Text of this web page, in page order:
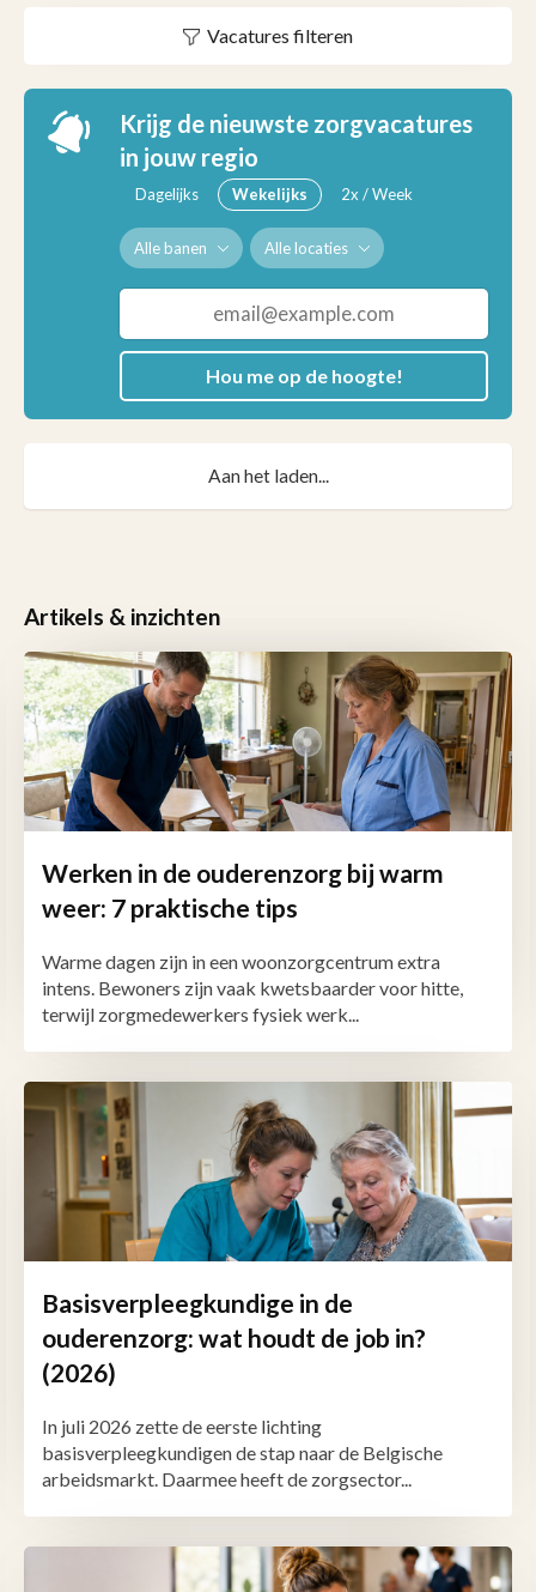
Vacatures filteren
Krijg de nieuwste zorgvacatures
in jouw regio
Dagelijks Wekelijks 2x / Week
Alle banen Alle locaties
Hou me op de hoogte!
Aan het laden...
Artikels & inzichten
Werken in de ouderenzorg bij warm
weer: 7 praktische tips
Warme dagen zijn in een woonzorgcentrum extra
intens. Bewoners zijn vaak kwetsbaarder voor hitte,
terwijl zorgmedewerkers fysiek werk...
Basisverpleegkundige in de
ouderenzorg: wat houdt de job in?
(2026)
In juli 2026 zette de eerste lichting
basisverpleegkundigen de stap naar de Belgische
arbeidsmarkt. Daarmee heeft de zorgsector...